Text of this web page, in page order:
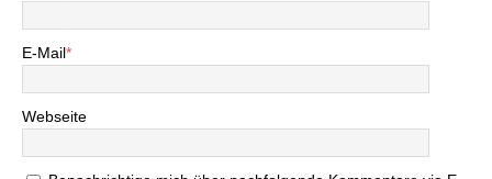
E-Mail*
Webseite